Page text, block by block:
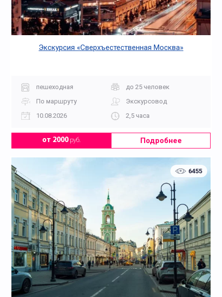
Экскурсия «Сверхъестественная Москва»
пешеходная
до 25 человек
По маршруту
Экскурсовод
10.08.2026
2,5 часа
от 2000руб. Подробнее
6455